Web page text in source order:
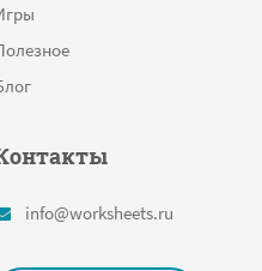
info@worksheets.ru